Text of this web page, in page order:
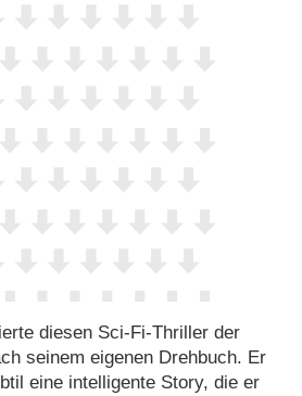
diesen Sci-Fi-Thriller der
seinem eigenen Drehbuch. Er
eine intelligente Story, die er